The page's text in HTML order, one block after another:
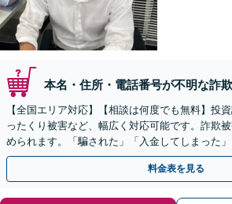
本名・住所・電話番号が不明な詐
【全国エリア対応】【相談は何度でも無料】投
ったくり被害など、幅広く対応可能です。詐欺
められます。「騙された」「入金してしまった
早めにご相談ください。【電話・メール・WEB
料金表を見る